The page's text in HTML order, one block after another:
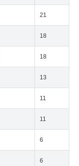
21
18
18
13
11
11
6
6